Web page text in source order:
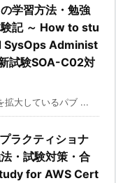
学習方法・勉強
記 ～ How to stu
Administ
試験SOA-C02対
拡大しているパブ ...
ラクティショナ
・試験対策・合
for AWS Cert